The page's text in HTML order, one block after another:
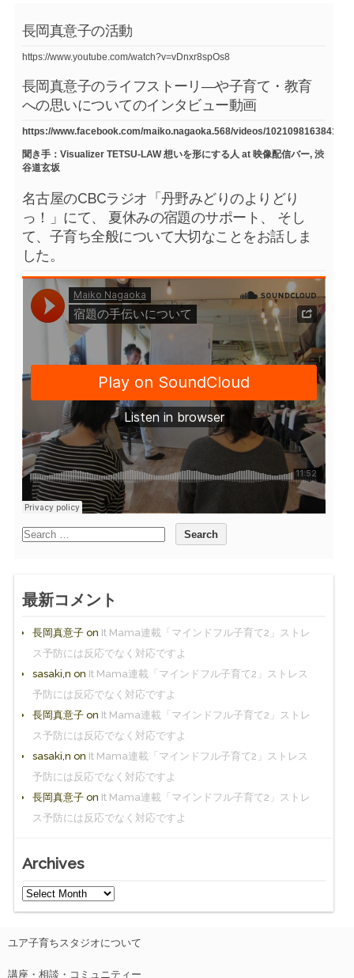
長岡真意子の活動
https://www.youtube.com/watch?v=vDnxr8spOs8
長岡真意子のライフストーリ―や子育て・教育
への思いについてのインタビュー動画
https://www.facebook.com/maiko.nagaoka.568/videos/
聞き手：Visualizer TETSU-LAW 想いを形にする人 at 映像配信バー, 渋
谷道玄坂
名古屋のCBCラジオ「丹野みどりのよりどり
っ！」にて、 夏休みの宿題のサポート、 そし
て、子育ち全般について大切なことをお話しま
した。
最新コメント
長岡真意子on It Mama連載「マインドフル子育て2」ストレ
ス予防には反応でなく対応ですよ
sasaki,n on It Mama連載「マインドフル子育て2」ストレス
予防には反応でなく対応ですよ
長岡真意子on It Mama連載「マインドフル子育て2」ストレ
ス予防には反応でなく対応ですよ
sasaki,n on It Mama連載「マインドフル子育て2」ストレス
予防には反応でなく対応ですよ
長岡真意子on It Mama連載「マインドフル子育て2」ストレ
ス予防には反応でなく対応ですよ
Archives
ユア子育ちスタジオについて
講座・相談・コミュニティー